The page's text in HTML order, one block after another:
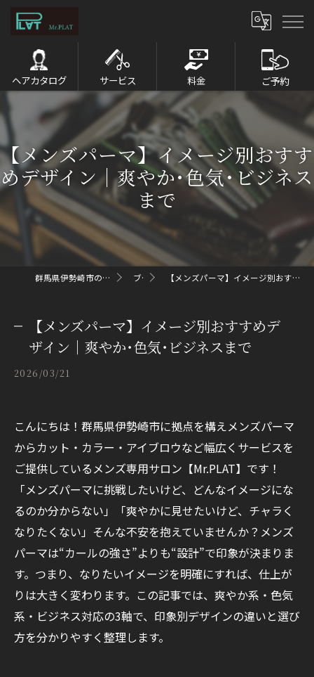
ヘアカタログ サービス 料金 ご予約
【メンズパーマ】イメージ別おすす
めデザイン｜爽やか･色気･ビジネス
まで
群馬県伊勢崎市のメンズパーマならMr.PLAT ブログ 【メンズパーマ】イメージ別おすすめデザイン｜爽やか･色気･ビジネスまで
【メンズパーマ】イメージ別おすすめデ
ザイン｜爽やか･色気･ビジネスまで
2026/03/21
こんにちは！群馬県伊勢崎市に拠点を構えメンズパーマ
からカット・カラー・アイブロウなど幅広くサービスを
ご提供しているメンズ専用サロン【Mr.PLAT】です！
「メンズパーマに挑戦したいけど、どんなイメージにな
るのか分からない」「爽やかに見せたいけど、チャラく
なりたくない」そんな不安を抱えていませんか？メンズ
パーマは“カールの強さ”よりも“設計”で印象が決まりま
す。つまり、なりたいイメージを明確にすれば、仕上が
りは大きく変わります。この記事では、爽やか系・色気
系・ビジネス対応の3軸で、印象別デザインの違いと選び
方を分かりやすく整理します。